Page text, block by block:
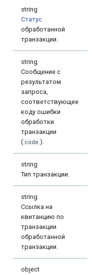
string
Статус
обработанной
транзакции.
string
Сообщение с
результатом
запроса,
соответствующее
коду ошибки
обработки
транзакции
( code ).
string
Тип транзакции.
string
Ссылка на
квитанцию по
транзакции
обработанной
транзакции.
object